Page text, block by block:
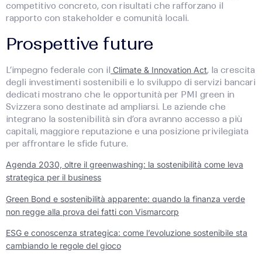
competitivo concreto, con risultati che rafforzano il
rapporto con stakeholder e comunità locali.
Prospettive future
L’impegno federale con il Climate & Innovation Act, la crescita
degli investimenti sostenibili e lo sviluppo di servizi bancari
dedicati mostrano che le opportunità per PMI green in
Svizzera sono destinate ad ampliarsi. Le aziende che
integrano la sostenibilità sin d’ora avranno accesso a più
capitali, maggiore reputazione e una posizione privilegiata
per affrontare le sfide future.
Agenda 2030, oltre il greenwashing: la sostenibilità come leva
strategica per il business
Green Bond e sostenibilità apparente: quando la finanza verde
non regge alla prova dei fatti con Vismarcorp
ESG e conoscenza strategica: come l’evoluzione sostenibile sta
cambiando le regole del gioco